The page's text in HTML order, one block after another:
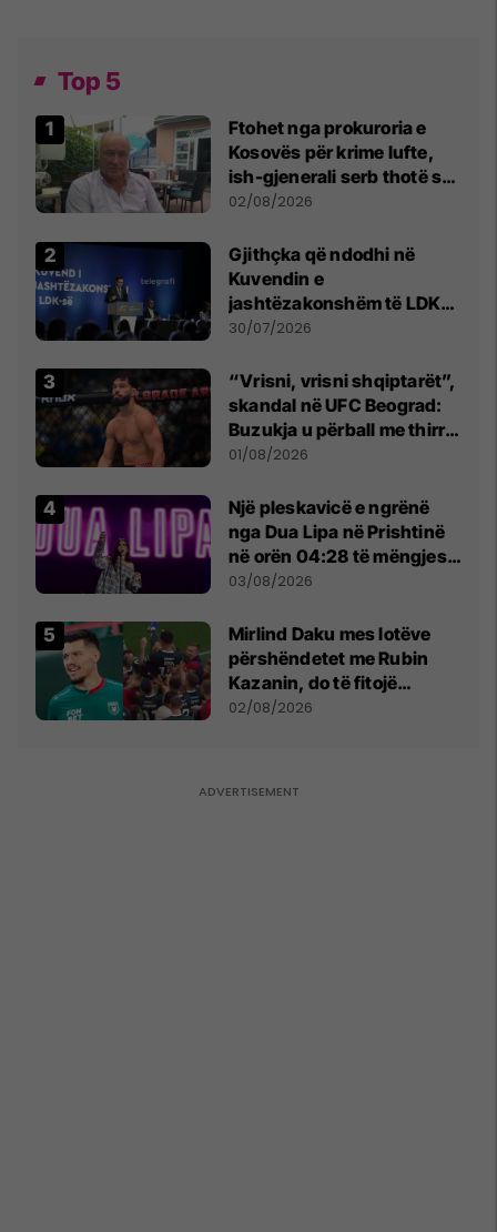
Top 5
Ftohet nga prokuroria e
Kosovës për krime lufte,
ish-gjenerali serb thotë se
dikush e tradhtoi në
02/08/2026
Gjithçka që ndodhi në
Kuvendin e
jashtëzakonshëm të LDK-
së
30/07/2026
“Vrisni, vrisni shqiptarët”,
skandal në UFC Beograd:
Buzukja u përball me thirrje
anti-shqiptare nga
01/08/2026
Një pleskavicë e ngrënë
nga Dua Lipa në Prishtinë
në orën 04:28 të mëngjesit
- dhe bota digjitale serbe
03/08/2026
Mirlind Daku mes lotëve
përshëndetet me Rubin
Kazanin, do të fitojë
miliona te Spartak Moska
02/08/2026